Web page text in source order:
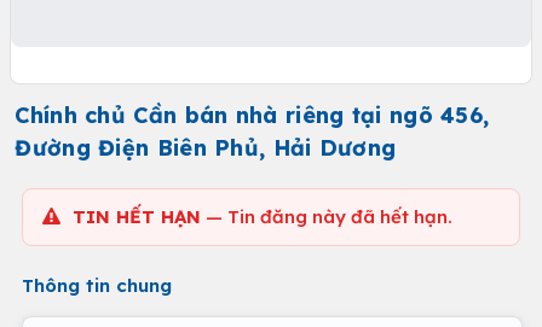
Chính chủ Cần bán nhà riêng tại ngõ 456,
Đường Điện Biên Phủ, Hải Dương
TIN HẾT HẠN — Tin đăng này đã hết hạn.
Thông tin chung